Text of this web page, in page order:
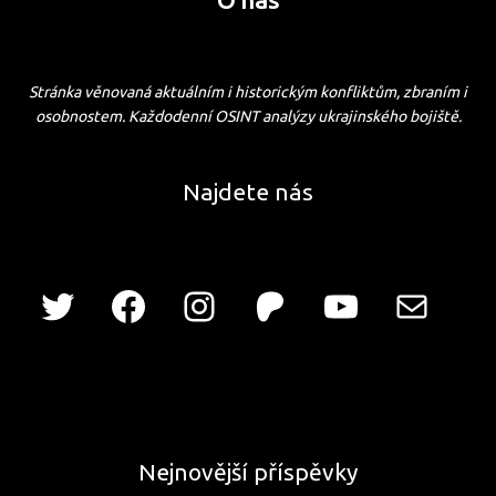
Stránka věnovaná aktuálním i historickým konfliktům, zbraním i
osobnostem. Každodenní OSINT analýzy ukrajinského bojiště.
Najdete nás
Nejnovější příspěvky